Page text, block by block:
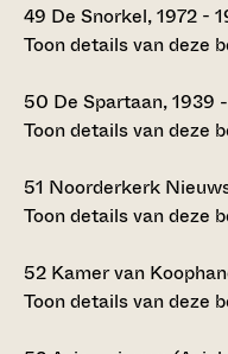
49 De Snorkel, 1972 -
Toon details van deze
50 De Spartaan, 1939
Toon details van deze
51 Noorderkerk
Toon details van deze
52 Kamer van
Toon details van deze